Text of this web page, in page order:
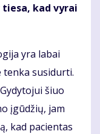
kad vyrai
yra labai
tenka susidurti.
šiuo
įgūdžių, jam
kad pacientas